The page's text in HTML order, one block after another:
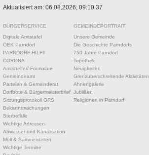
Aktualisiert am: 06.08.2026; 09:10:37
BÜRGERSERVICE
Digitale Amtstafel
ÖEK Parndorf
PARNDORF HILFT
CORONA
Amtshelfer/ Formulare
Gemeindeamt
Parteien & Gemeinderat
Dorfbote & Bürgermeisterbrief
Sitzungsprotokoll GRS
Bekanntmachungen
Sterbefälle
Wichtige Adressen
Abwasser und Kanalisation
Müll & Sammelstellen
Wichtige Termine
GEMEINDEPORTRAIT
Unsere Gemeinde
Die Geschichte Parndorfs
750 Jahre Parndorf
Topothek
Neuigkeiten
Grenzüberschreitende Aktivitäten
Ahnengalerie
Jubiläen
Religionen in Parndorf